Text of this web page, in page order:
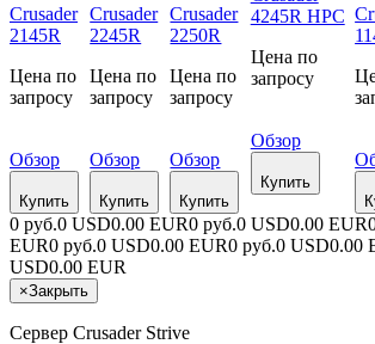
Crusader
2145R
Цена по
запросу
Обзор
Купить
Crusader
2245R
Цена по
запросу
Обзор
Купить
Crusader
2250R
Цена по
запросу
Обзор
Купить
4245R HPC
Цена по
запросу
Обзор
Купить
0 руб.0 USD0.00 EUR0 руб.0 USD0.00 EUR
EUR0 руб.0 USD0.00 EUR0 руб.0 USD0.00
USD0.00 EUR
×Закрыть
Сервер Crusader Strive